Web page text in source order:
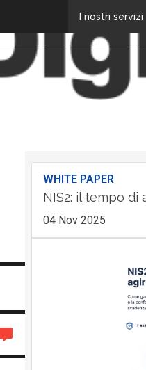
I nostri servizi
WHITE PAPER
NIS2: il tempo di
04 Nov 2025